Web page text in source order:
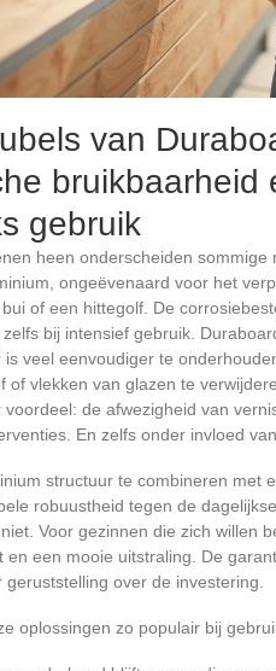
van
bruikbaarheid
gebruik
heen onderscheiden
ongeëvenaard voor het
of een hittegolf. De
bij intensief gebruik.
is veel eenvoudiger te
of vlekken van glazen te
voordeel: de afwezigheid van
En zelfs onder invloed
structuur te combineren met
robuustheid tegen de
Voor gezinnen die zich willen
en een mooie uitstraling. De
geruststelling over de investering.
oplossingen zo populair bij